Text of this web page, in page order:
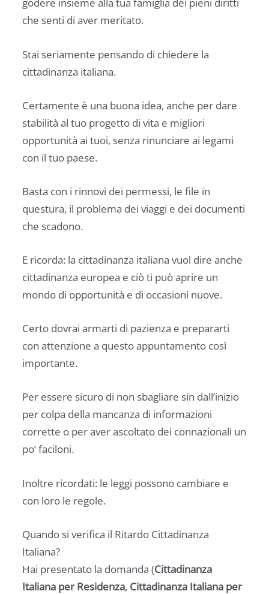
godere insieme alla tua famiglia dei pieni diritti
che senti di aver meritato.
Stai seriamente pensando di chiedere la
cittadinanza italiana.
Certamente è una buona idea, anche per dare
stabilità al tuo progetto di vita e migliori
opportunità ai tuoi, senza rinunciare ai legami
con il tuo paese.
Basta con i rinnovi dei permessi, le file in
questura, il problema dei viaggi e dei documenti
che scadono.
E ricorda: la cittadinanza italiana vuol dire anche
cittadinanza europea e ciò ti può aprire un
mondo di opportunità e di occasioni nuove.
Certo dovrai armarti di pazienza e prepararti
con attenzione a questo appuntamento così
importante.
Per essere sicuro di non sbagliare sin dall’inizio
per colpa della mancanza di informazioni
corrette o per aver ascoltato dei connazionali un
po’ faciloni.
Inoltre ricordati: le leggi possono cambiare e
con loro le regole.
Quando si verifica il Ritardo Cittadinanza
Italiana?
Hai presentato la domanda (Cittadinanza
Italiana per Residenza, Cittadinanza Italiana per